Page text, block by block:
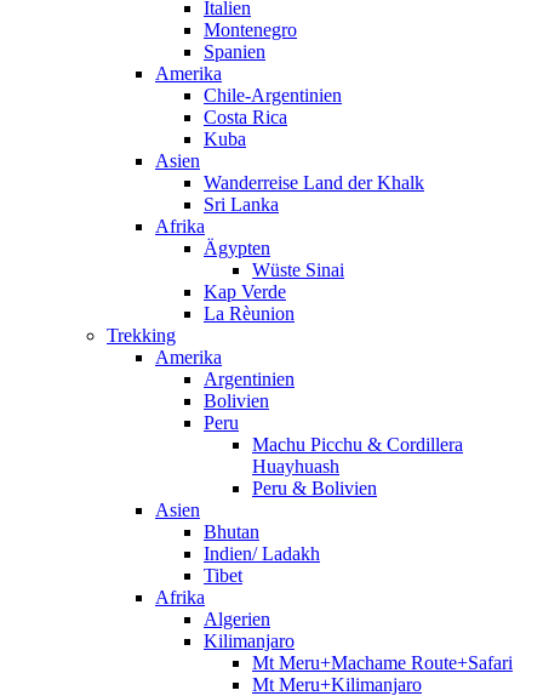
Italien
Montenegro
Spanien
Amerika
Chile-Argentinien
Costa Rica
Kuba
Asien
Wanderreise Land der Khalk
Sri Lanka
Afrika
Ägypten
Wüste Sinai
Kap Verde
La Rèunion
Trekking
Amerika
Argentinien
Bolivien
Peru
Machu Picchu & Cordillera
Huayhuash
Peru & Bolivien
Asien
Bhutan
Indien/ Ladakh
Tibet
Afrika
Algerien
Kilimanjaro
Mt Meru+Machame Route+Safari
Mt Meru+Kilimanjaro